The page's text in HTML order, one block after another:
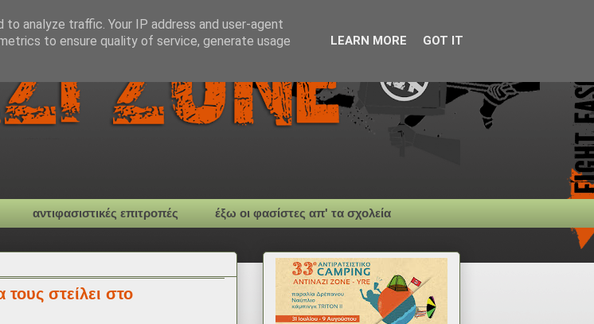
αντιφασιστικές επιτροπές έξω οι φασίστες απ' τα σχολεία
στείλει στο
analyze traffic. Your IP address and user-agent
to ensure quality of service, generate usage
LEARN MORE GOT IT